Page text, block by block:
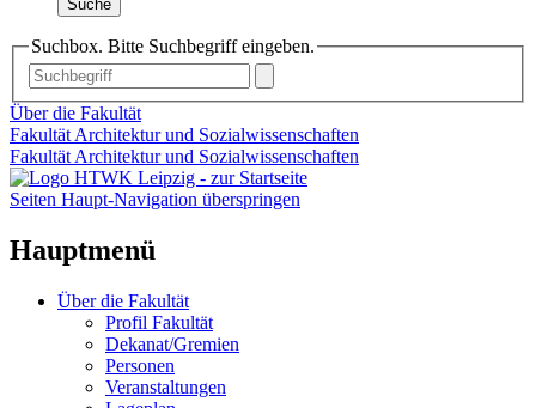
Suche
Suchbox. Bitte Suchbegriff eingeben.
Über die Fakultät
Fakultät Architektur und Sozialwissenschaften
Fakultät Architektur und Sozialwissenschaften
Seiten Haupt-Navigation überspringen
Hauptmenü
Über die Fakultät
Profil Fakultät
Dekanat/Gremien
Personen
Veranstaltungen